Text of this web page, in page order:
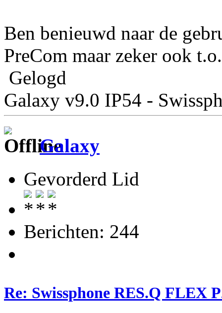
Ben benieuwd naar de
PreCom maar zeker ook
Gelogd
Galaxy v9.0 IP54 -
Galaxy
Gevorderd Lid
Berichten: 244
Re: Swissphone RES.Q FLEX